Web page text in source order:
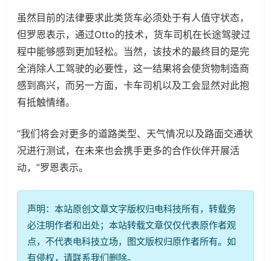
虽然目前的法律要求此类货车必须处于有人值守状态，
但罗恩表示，通过Otto的技术，货车司机在长途驾驶过
程中能够感到更加轻松。当然，该技术的最终目的是完
全消除人工驾驶的必要性，这一结果将会使货物制造商
感到高兴，而另一方面，卡车司机以及工会显然对此抱
有抵触情绪。
“我们将会对更多的道路类型、天气情况以及路面交通状
况进行测试，在未来也会携手更多的合作伙伴开展活
动，”罗恩表示。
声明：本站原创文章文字版权归电科技所有，转载务
必注明作者和出处；本站转载文章仅仅代表原作者观
点，不代表电科技立场，图文版权归原作者所有。如
有侵权，请联系我们删除。